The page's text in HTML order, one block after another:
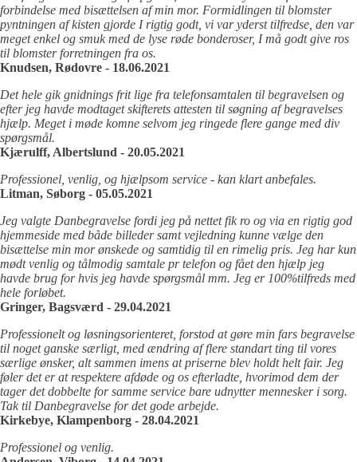
forbindelse med bisættelsen af min mor. Formidlingen til blomster
pyntningen af kisten gjorde I rigtig godt, vi var yderst tilfredse, den var
meget enkel og smuk med de lyse røde bonderoser, I må godt give ros
til blomster forretningen fra os.
Knudsen, Rødovre - 18.06.2021
Det hele gik gnidnings frit lige fra telefonsamtalen til begravelsen og
efter jeg havde modtaget skifterets attesten til søgning af begravelses
hjælp. Meget i møde komne selvom jeg ringede flere gange med div
spørgsmål.
Kjærulff, Albertslund - 20.05.2021
Professionel, venlig, og hjælpsom service - kan klart anbefales.
Litman, Søborg - 05.05.2021
Jeg valgte Danbegravelse fordi jeg på nettet fik ro og via en rigtig god
hjemmeside med både billeder samt vejledning kunne vælge den
bisættelse min mor ønskede og samtidig til en rimelig pris. Jeg har kun
mødt venlig og tålmodig samtale pr telefon og fået den hjælp jeg
havde brug for hvis jeg havde spørgsmål mm. Jeg er 100%tilfreds med
hele forløbet.
Gringer, Bagsværd - 29.04.2021
Professionelt og løsningsorienteret, forstod at gøre min fars begravelse
til noget ganske særligt, med ændring af flere standart ting til vores
særlige ønsker, alt sammen imens at priserne blev holdt helt fair. Jeg
føler det er at respektere afdøde og os efterladte, hvorimod dem der
tager det dobbelte for samme service bare udnytter mennesker i sorg.
Tak til Danbegravelse for det gode arbejde.
Kirkebye, Klampenborg - 28.04.2021
Professionel og venlig.